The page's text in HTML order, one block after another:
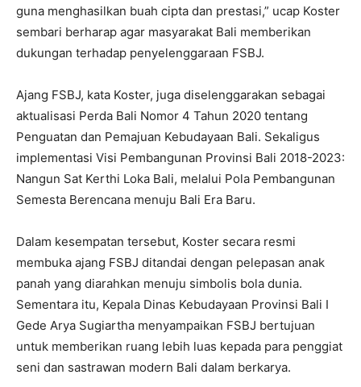
guna menghasilkan buah cipta dan prestasi,” ucap Koster
sembari berharap agar masyarakat Bali memberikan
dukungan terhadap penyelenggaraan FSBJ.
Ajang FSBJ, kata Koster, juga diselenggarakan sebagai
aktualisasi Perda Bali Nomor 4 Tahun 2020 tentang
Penguatan dan Pemajuan Kebudayaan Bali. Sekaligus
implementasi Visi Pembangunan Provinsi Bali 2018-2023:
Nangun Sat Kerthi Loka Bali, melalui Pola Pembangunan
Semesta Berencana menuju Bali Era Baru.
Dalam kesempatan tersebut, Koster secara resmi
membuka ajang FSBJ ditandai dengan pelepasan anak
panah yang diarahkan menuju simbolis bola dunia.
Sementara itu, Kepala Dinas Kebudayaan Provinsi Bali I
Gede Arya Sugiartha menyampaikan FSBJ bertujuan
untuk memberikan ruang lebih luas kepada para penggiat
seni dan sastrawan modern Bali dalam berkarya.